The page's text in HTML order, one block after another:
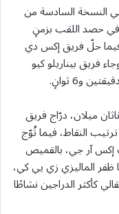
النسخة السادسة من
في حصد اللقب بزمنٍ
و12 دقيقة و08 ثوانٍ، فيما حلّ فريق إكس دي
الثاني بفارق 34 ثانية، وجاء فريق بيناريلو كيو
ميلان، درّاج فريق
النقاط، فيما تُوّج
إكس آر جي، بالقميص
تحت 25 عامًا، بينما ظفر الماليزي زي يي كي،
كأكثر الدراجين نشاطًا